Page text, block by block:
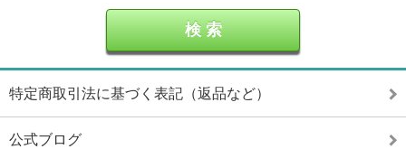
特定商取引法に基づく表記（返品など）
公式ブログ